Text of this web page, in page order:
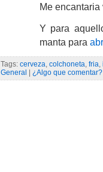
Me encantaria
Y para
manta para
Tags: cerveza, colchoneta, fria,
General
¿Algo que